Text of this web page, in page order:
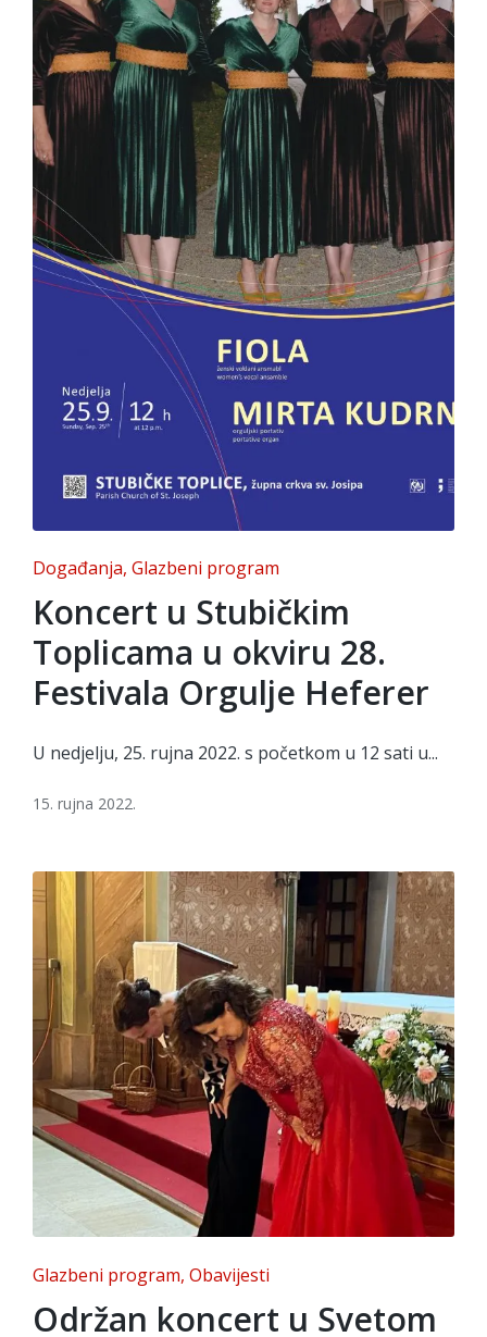
Posted
in
Događanja Glazbeni program
Koncert u Stubičkim
Toplicama u okviru 28.
Festivala Orgulje Heferer
U nedjelju, 25. rujna 2022. s početkom u 12 sati u...
15. rujna 2022.
Posted
in
Glazbeni program Obavijesti
Održan koncert u Svetom